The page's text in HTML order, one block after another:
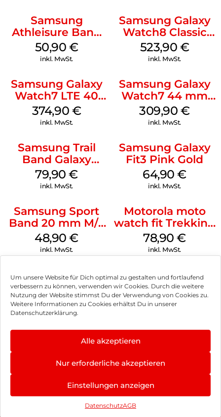
Um unsere Website für Dich optimal zu gestalten und fortlaufend
verbessern zu können, verwenden wir Cookies. Durch die weitere
Nutzung der Website stimmst Du der Verwendung von Cookies zu.
Weitere Informationen zu Cookies erhältst Du in unserer
Datenschutzerklärung.
Alle akzeptieren
Nur erforderliche akzeptieren
Einstellungen anzeigen
DatenschutzAGB
Samsung
Athleisure Band
(M/L) Galaxy
Watch8/Watch8
50,90 €
inkl. MwSt.
Samsung Galaxy
Watch8 Classic
White
523,90 €
inkl. MwSt.
Samsung Galaxy
Watch7 LTE 40
mm Cream
374,90 €
inkl. MwSt.
Samsung Galaxy
Watch7 44 mm
Green
309,90€
inkl. MwSt.
Samsung Trail
Band Galaxy
Watch Ultra
Orange
79,90€
inkl. MwSt.
Samsung Galaxy
Fit3 Pink Gold
64,90€
inkl. MwSt.
Samsung Sport
Band 20 mm M/L
Galaxy Watch
Series Silber
48,90€
inkl. MwSt.
Motorola moto
watch fit Trekking
Green
78,90€
inkl. MwSt.
Impressum
Hinweis zur Batterieentsorgung
Newsletter
, Brodos AG – All Rights Reserved.